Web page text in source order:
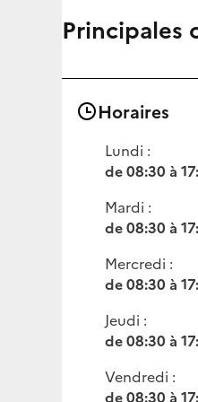
Principales
Horaires
Lundi :
de 08:30 à
Mardi :
de 08:30 à
Mercredi :
de 08:30 à
Jeudi :
de 08:30 à
Vendredi :
de 08:30 à